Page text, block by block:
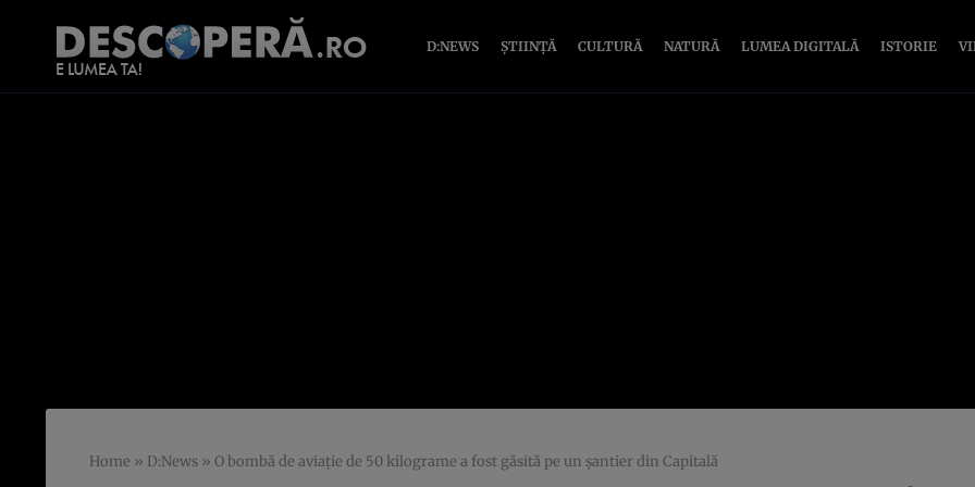
D:NEWS ȘTIINȚĂ CULTURĂ NATURĂ LUMEA DIGITALĂ ISTORIE
Home » D:News » O bombă de aviaţie de 50 kilograme a fost găsită pe un şantier din Capitală